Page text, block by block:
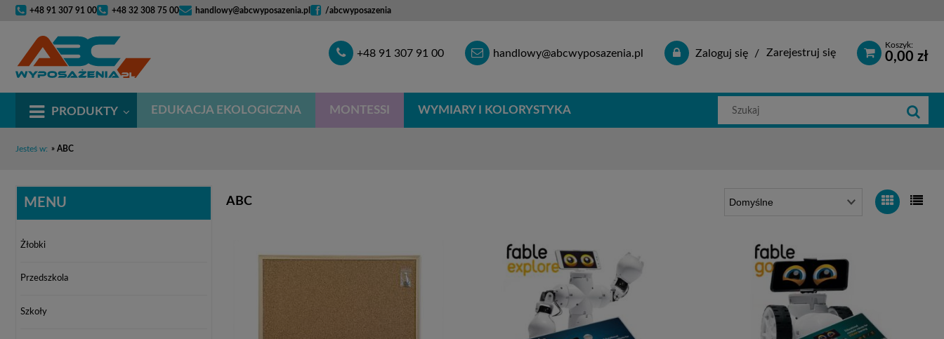
+48 91 307 91 00 +48 32 308 75 00 handlowy@abcwyposazenia.pl /abcwyposazenia
Koszyk:
0,00 zł
Zaloguj się Zarejestruj się
E- handlowy@abcwyposazenia.pl
Telefon+48 91 307 91 00
PRODUKTY EDUKACJA EKOLOGICZNA MONTESSI WYMIARY I KOLORYSTYKA Szukaj
w
Jesteś w: » ABC
MENU
Żłobki
Przedszkola
Szkoły
ABC